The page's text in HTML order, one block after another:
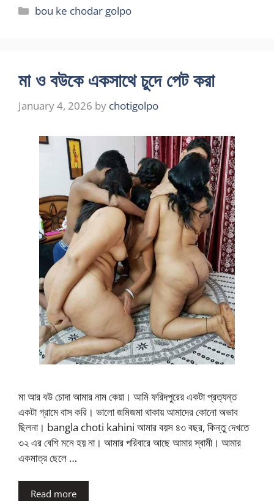
Categories
bou ke chodar golpo
মা ও বউকে একসাথে চুদে পেট করা
January 4, 2026 by chotigolpo
মা আর বউ চোদা আমার নাম কেয়া। আমি ফরিদপুরের একটা প্রত্যন্ত
একটা গ্রামে বাস করি। ভালো জমিজমা থাকায় আমাদের কোনো অভাব
ছিলনা। bangla choti kahini আমার বয়স ৪৩ বছর, কিন্তু দেখতে
৩২ এর বেশি মনে হয় না। আমার পরিবারে আছে আমার স্বামী। আমার
একমাত্র ছেলে …
Read more